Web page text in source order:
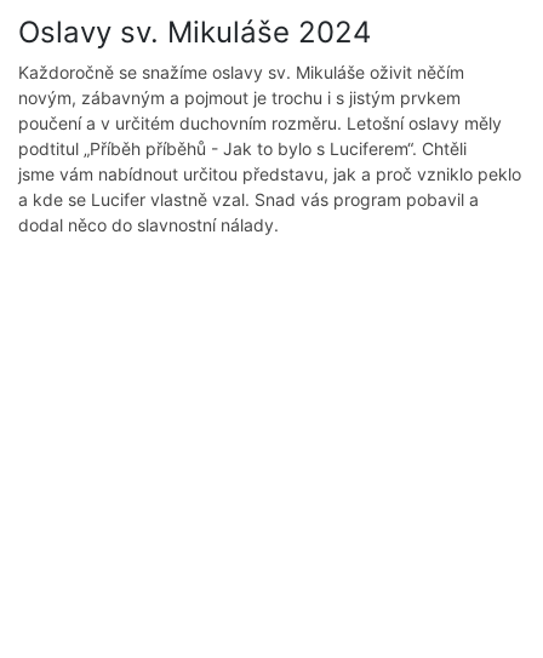
Oslavy sv. Mikuláše 2024
Každoročně se snažíme oslavy sv. Mikuláše oživit něčím
novým, zábavným a pojmout je trochu i s jistým prvkem
poučení a v určitém duchovním rozměru. Letošní oslavy měly
podtitul „Příběh příběhů - Jak to bylo s Luciferem“. Chtěli
jsme vám nabídnout určitou představu, jak a proč vzniklo peklo
a kde se Lucifer vlastně vzal. Snad vás program pobavil a
dodal něco do slavnostní nálady.